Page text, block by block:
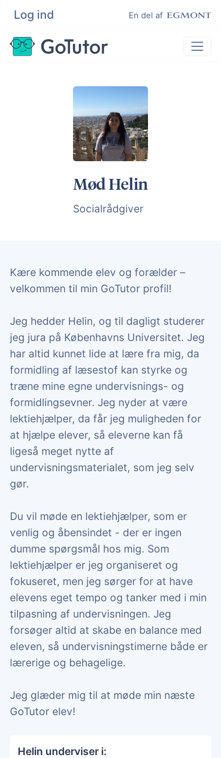
Log ind En del af
Søg
Lektiehjælp
Hjælp til ordblinde
Kundeudtalelser
Undervisere
Mød Helin
Socialrådgiver
Kære kommende elev og forælder –
velkommen til min GoTutor profil!
Jeg hedder Helin, og til dagligt studerer
jeg jura på Københavns Universitet. Jeg
har altid kunnet lide at lære fra mig, da
formidling af læsestof kan styrke og
træne mine egne undervisnings- og
formidlingsevner. Jeg nyder at være
lektiehjælper, da får jeg muligheden for
at hjælpe elever, så eleverne kan få
ligeså meget nytte af
undervisningsmaterialet, som jeg selv
gør.
Du vil møde en lektiehjælper, som er
venlig og åbensindet - der er ingen
dumme spørgsmål hos mig. Som
lektiehjælper er jeg organiseret og
fokuseret, men jeg sørger for at have
elevens eget tempo og tanker med i min
tilpasning af undervisningen. Jeg
forsøger altid at skabe en balance med
eleven, så undervisningstimerne både er
lærerige og behagelige.
Jeg glæder mig til at møde min næste
GoTutor elev!
Helin underviser i: